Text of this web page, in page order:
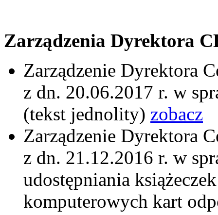
Zarządzenia Dyrektora
Zarządzenie Dyrektora
z dn. 20.06.2017 r. w
(tekst jednolity) zobacz
Zarządzenie Dyrektora
z dn. 21.12.2016 r. w
udostępniania
komputerowych kart